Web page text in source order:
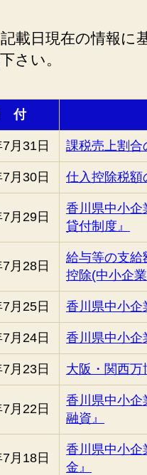
載日現在の情報に
さい。
付
月31日 課税売上割合
月30日 仕入控除税額
月29日
香川県中小企
貸付制度』
月28日
給与等の支給
控除(中小企
月25日 香川県中小企
月24日 香川県中小企
月23日 大阪・関西万
月22日
香川県中小企
融資』
月18日
香川県中小企
金』